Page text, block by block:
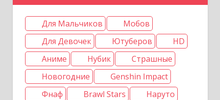
Для Мальчиков
Мобов
Для Девочек
Ютуберов
HD
Аниме
Нубик
Страшные
Новогодние
Genshin Impact
Фнаф
Brawl Stars
Наруто